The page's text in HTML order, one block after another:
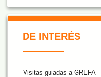
De Interés
DE INTERÉS
Visitas guiadas a GREFA